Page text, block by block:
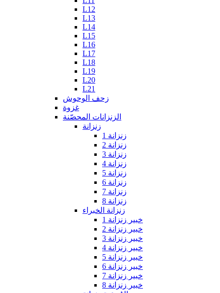
L12
L13
L14
L15
L16
L17
L18
L19
L20
L21
زحف الوحوش
غزوة
الزنزانات المحصّنة
زنزانة
زنزانة 1
زنزانة 2
زنزانة 3
زنزانة 4
زنزانة 5
زنزانة 6
زنزانة 7
زنزانة 8
زنزانة الخبراء
خبير زنزانة 1
خبير زنزانة 2
خبير زنزانة 3
خبير زنزانة 4
خبير زنزانة 5
خبير زنزانة 6
خبير زنزانة 7
خبير زنزانة 8